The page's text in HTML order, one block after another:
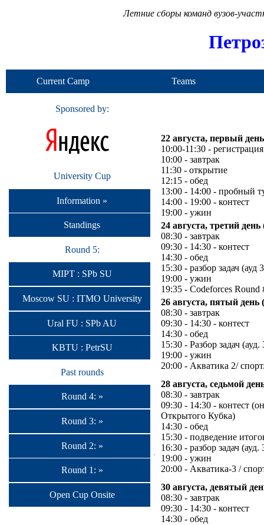
Летние сборы команд вузов-
Current Camp Teams
Sponsored by:
University Cup
Information »
Standings
Round 5:
MIPT : SPb SU
Moscow SU : ITMO University
Ural FU : SPb AU
KBTU : PetrSU
Past rounds
Round 4: »
Round 3: »
Round 2: »
Round 1: »
Open Cup Onsite
22 августа, первый
10:00-11:30 -
10:00 - завтрак
11:30 - открытие
12:15 - обед
13:00 - 14:00 - пробный
14:00 - 19:00 - контест
19:00 - ужин
24 августа, третий день
08:30 - завтрак
09:30 - 14:30 - контест
14:30 - обед
15:30 - разбор задач (ауд
19:00 - ужин
19:35 - Codeforces
26 августа, пятый день
08:30 - завтрак
09:30 - 14:30 - контест
14:30 - обед
15:30 - Разбор задач (ауд.
19:00 - ужин
20:00 - Акватика 2/
28 августа, седьмой
08:30 - завтрак
09:30 - 14:30 - контест
Открытого Кубка)
14:30 - обед
15:30 - подведение
16:30 - разбор задач (ауд.
19:00 - ужин
20:00 - Акватика-3 /
30 августа, девятый
08:30 - завтрак
09:30 - 14:30 - контест
14:30 - обед